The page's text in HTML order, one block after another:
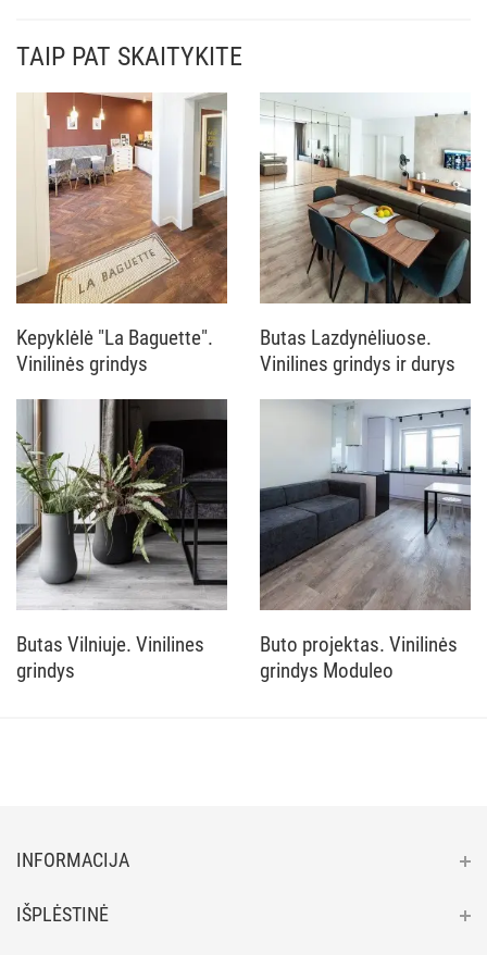
TAIP PAT SKAITYKITE
Kepyklėlė "La Baguette".
Vinilinės grindys
Butas Lazdynėliuose.
Vinilines grindys ir durys
Butas Vilniuje. Vinilines
grindys
Buto projektas. Vinilinės
grindys Moduleo
INFORMACIJA
IŠPLĖSTINĖ